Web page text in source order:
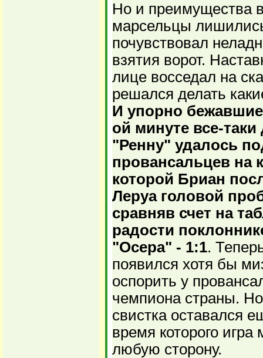
Но и преимущества
марсельцы
почувствовал
взятия ворот.
лице восседал на
решался делать
И упорно бежавшие
ой минуте все-
"Ренну" удалось
провансальцев на
которой Бриан
Леруа головой
сравняв счет на
радости
"Осера" - 1:1.
появился хотя бы
оспорить у
чемпиона страны.
свистка оставался
время которого игра
любую сторону.